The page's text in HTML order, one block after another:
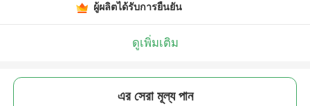
ผู้ผลิตได้รับการยืนยัน
ดูเพิ่มเติม
এর সেরা মূল্য পান